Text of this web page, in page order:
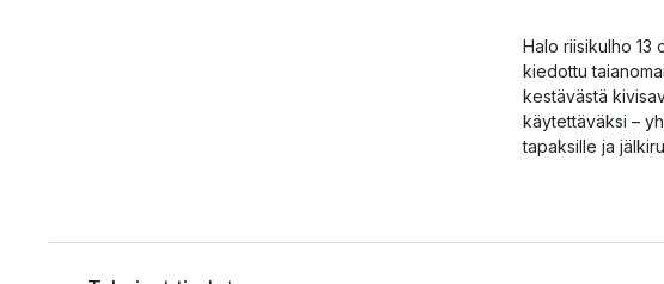
Halo riisikulho 13
kiedottu
kestävästä
käytettäväksi –
tapaksille ja